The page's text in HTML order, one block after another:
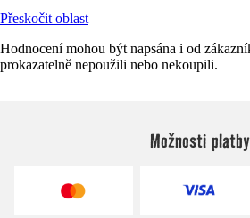
Přeskočit oblast
Hodnocení mohou být napsána i od
prokazatelně nepoužili nebo nekoupili.
Možnosti platby